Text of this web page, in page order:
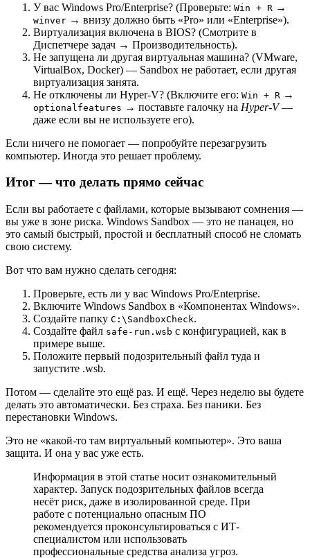
У вас Windows Pro/Enterprise? (Проверьте: Win + R →
winver → внизу должно быть «Pro» или «Enterprise»).
Виртуализация включена в BIOS? (Смотрите в
Диспетчере задач → Производительность).
Не запущена ли другая виртуальная машина? (VMware,
VirtualBox, Docker) — Sandbox не работает, если другая
виртуализация занята.
Не отключены ли Hyper-V? (Включите его: Win + R →
optionalfeatures → поставьте галочку на Hyper-V—
даже если вы не используете его).
Если ничего не помогает — попробуйте перезагрузить
компьютер. Иногда это решает проблему.
Итог — что делать прямо сейчас
Если вы работаете с файлами, которые вызывают сомнения —
вы уже в зоне риска. Windows Sandbox — это не панацея, но
это самый быстрый, простой и бесплатный способ не сломать
свою систему.
Вот что вам нужно сделать сегодня:
Проверьте, есть ли у вас Windows Pro/Enterprise.
Включите Windows Sandbox в «Компонентах Windows».
Создайте папку C:\SandboxCheck.
Создайте файл safe-run.wsb с конфигурацией, как в
примере выше.
Положите первый подозрительный файл туда и
запустите .wsb.
Потом — сделайте это ещё раз. И ещё. Через неделю вы будете
делать это автоматически. Без страха. Без паники. Без
перестановки Windows.
Это не «какой-то там виртуальный компьютер». Это ваша
защита. И она у вас уже есть.
Информация в этой статье носит ознакомительный
характер. Запуск подозрительных файлов всегда
несёт риск, даже в изолированной среде. При
работе с потенциально опасным ПО
рекомендуется проконсультироваться с ИТ-
специалистом или использовать
профессиональные средства анализа угроз.